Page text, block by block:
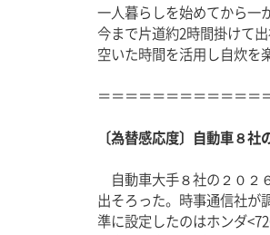
一人暮らしを始めてから一
今まで片道約2時間掛けて
空いた時間を活用し自炊を
＝＝＝＝＝＝＝＝＝＝＝＝
〔為替感応度〕自動車８
自動車大手８社の２０２
出そろった。時事通信社が
準に設定したのはホンダ